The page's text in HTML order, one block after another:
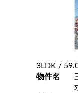
3LDK /
物件名